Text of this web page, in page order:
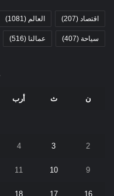
اقتصاد (207) العالم (1081)
سياحة (407) عمالنا (516)
ن ث أرب
2
3
4
9
10
11
16
17
18